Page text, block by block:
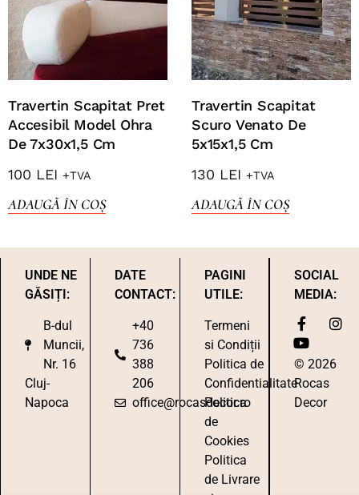
Travertin Scapitat Pret
Accesibil Model Ohra
De 7x30x1,5 Cm
100 LEI +TVA
ADAUGĂ ÎN COȘ
Travertin Scapitat
Scuro Venato De
5x15x1,5 Cm
130 LEI +TVA
ADAUGĂ ÎN COȘ
UNDE NE
GĂSIȚI:
B-dul
Muncii,
Nr. 16
Cluj-
Napoca
DATE
CONTACT:
+40
736
388
206
office@rocasdecor.ro
PAGINI
UTILE:
Termeni
si Condiții
Politica de
Confidentialitate
Politica
de
Cookies
Politica
de Livrare
SOCIAL
MEDIA:
© 2026
Rocas
Decor